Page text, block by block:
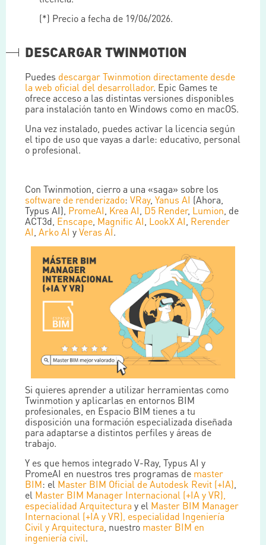
(*) Precio a fecha de 19/06/2026.
DESCARGAR TWINMOTION
Puedes descargar Twinmotion directamente desde
la web oficial del desarrollador. Epic Games te
ofrece acceso a las distintas versiones disponibles
para instalación tanto en Windows como en macOS.
Una vez instalado, puedes activar la licencia según
el tipo de uso que vayas a darle: educativo, personal
o profesional.
Con Twinmotion, cierro a una «saga» sobre los
software de renderizado: VRay, Yanus AI (Ahora,
Typus AI), PromeAI Krea AI D5 Render, Lumion , de
ACT3d, Enscape Magnific AI LookX AI Rerender
AI Arko AI yVeras AI.
Si quieres aprender a utilizar herramientas como
Twinmotion y aplicarlas en entornos BIM
profesionales, en Espacio BIM tienes a tu
disposición una formación especializada diseñada
para adaptarse a distintos perfiles y áreas de
trabajo.
Y es que hemos integrado V-Ray, Typus AI y
PromeAI en nuestros tres programas de master
BIM: el Master BIM Oficial de Autodesk Revit (+IA),
el Master BIM Manager Internacional (+IA y VR),
especialidad Arquitectura y el Master BIM Manager
Internacional (+IA y VR), especialidad Ingeniería
Civil y Arquitectura, nuestro master BIM en
ingeniería civil.